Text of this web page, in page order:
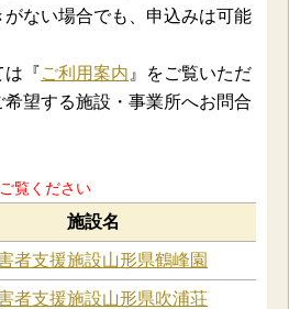
ない場合でも、申込みは可能
は『ご利用案内 』をご覧いただ
希望する施設・事業所へお問合
覧ください
施設名
者支援施設山形県鶴峰園
者支援施設山形県吹浦荘